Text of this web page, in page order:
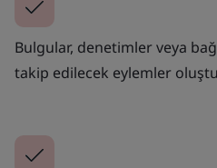
Bulgular, denetimler veya
takip edilecek eylemler